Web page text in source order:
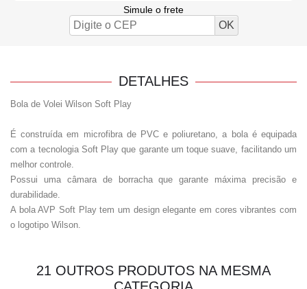
Simule o frete
DETALHES
Bola de Volei Wilson Soft Play
É construída em microfibra de PVC e poliuretano, a bola é equipada
com a tecnologia Soft Play que garante um toque suave, facilitando um
melhor controle.
Possui uma câmara de borracha que garante máxima precisão e
durabilidade.
A bola AVP Soft Play tem um design elegante em cores vibrantes com
o logotipo Wilson.
21 OUTROS PRODUTOS NA MESMA